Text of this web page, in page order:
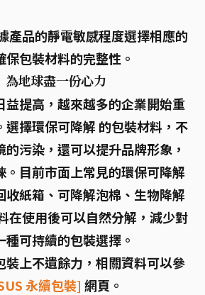
產品的靜電敏感程度選擇相應的
包裝材料的完整性。
地球盡一份心力
益提高，越來越多的企業開始重
選擇環保可降解 的包裝材料，不
污染，還可以提升品牌形象，
。目前市面上常見的環保可降解
收紙箱 、 可降解泡棉 、 生物降解
在使用後可以自然分解，減少對
可持續的包裝選擇。
裝上不遺餘力，相關資料可以參
永續包裝] 網頁。